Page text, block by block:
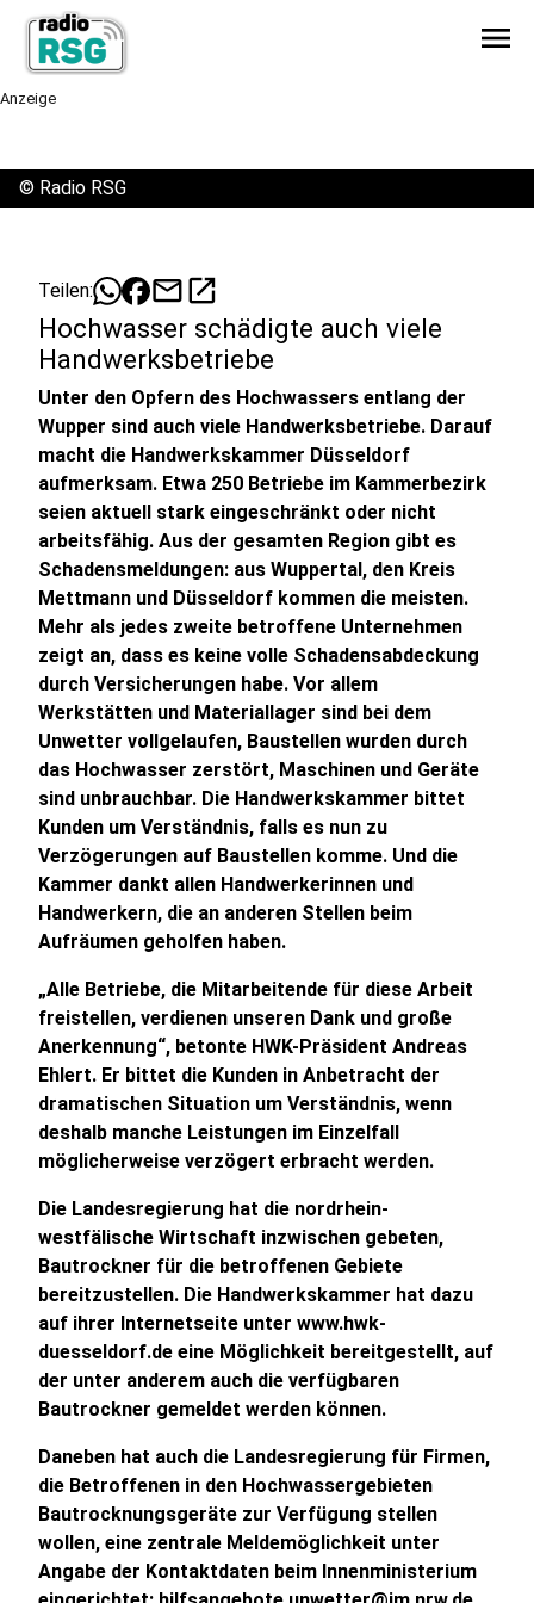
menu
Anzeige
© Radio RSG
Teilen: mailopen_in_new
Hochwasser schädigte auch viele
Handwerksbetriebe
Unter den Opfern des Hochwassers entlang der
Wupper sind auch viele Handwerksbetriebe. Darauf
macht die Handwerkskammer Düsseldorf
aufmerksam. Etwa 250 Betriebe im Kammerbezirk
seien aktuell stark eingeschränkt oder nicht
arbeitsfähig. Aus der gesamten Region gibt es
Schadensmeldungen: aus Wuppertal, den Kreis
Mettmann und Düsseldorf kommen die meisten.
Mehr als jedes zweite betroffene Unternehmen
zeigt an, dass es keine volle Schadensabdeckung
durch Versicherungen habe. Vor allem
Werkstätten und Materiallager sind bei dem
Unwetter vollgelaufen, Baustellen wurden durch
das Hochwasser zerstört, Maschinen und Geräte
sind unbrauchbar. Die Handwerkskammer bittet
Kunden um Verständnis, falls es nun zu
Verzögerungen auf Baustellen komme. Und die
Kammer dankt allen Handwerkerinnen und
Handwerkern, die an anderen Stellen beim
Aufräumen geholfen haben.
„Alle Betriebe, die Mitarbeitende für diese Arbeit
freistellen, verdienen unseren Dank und große
Anerkennung“, betonte HWK-Präsident Andreas
Ehlert. Er bittet die Kunden in Anbetracht der
dramatischen Situation um Verständnis, wenn
deshalb manche Leistungen im Einzelfall
möglicherweise verzögert erbracht werden.
Die Landesregierung hat die nordrhein-
westfälische Wirtschaft inzwischen gebeten,
Bautrockner für die betroffenen Gebiete
bereitzustellen. Die Handwerkskammer hat dazu
auf ihrer Internetseite unter www.hwk-
duesseldorf.de eine Möglichkeit bereitgestellt, auf
der unter anderem auch die verfügbaren
Bautrockner gemeldet werden können.
Daneben hat auch die Landesregierung für Firmen,
die Betroffenen in den Hochwassergebieten
Bautrocknungsgeräte zur Verfügung stellen
wollen, eine zentrale Meldemöglichkeit unter
Angabe der Kontaktdaten beim Innenministerium